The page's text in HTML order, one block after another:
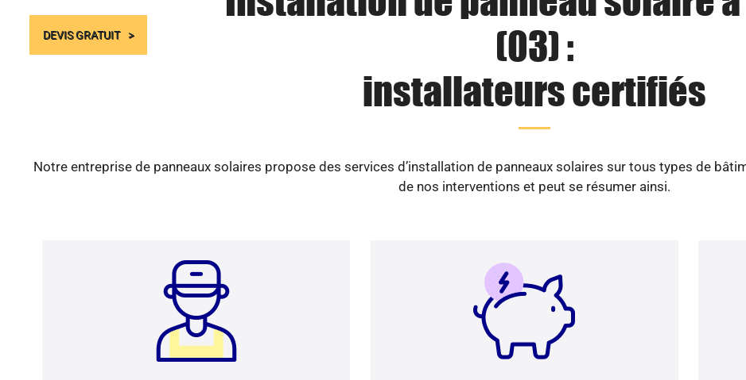
DEVIS GRATUIT
(03) :
installateurs certifiés
Notre entreprise de panneaux solaires propose des services d’installation de panneaux solaires sur tous types de
de nos interventions et peut se résumer ainsi.